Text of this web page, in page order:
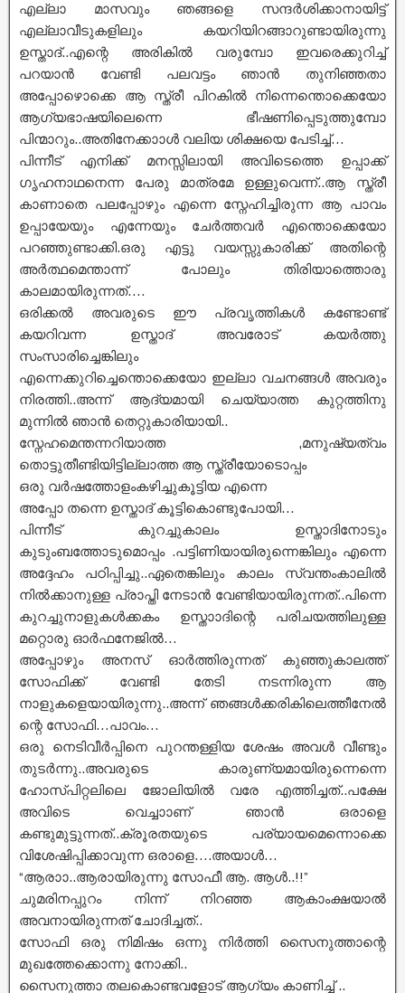
എല്ലാ മാസവും ഞങ്ങളെ സന്ദർശിക്കാനായിട്ട്
എല്ലാവീടുകളിലും കയറിയിറങ്ങാറുണ്ടായിരുന്നു
ഉസ്താദ്..എന്റെ അരികിൽ വരുമ്പോ ഇവരെക്കുറിച്ച്
പറയാൻ വേണ്ടി പലവട്ടം ഞാൻ തുനിഞ്ഞതാ
അപ്പോഴൊക്കെ ആ സ്ത്രീ പിറകിൽ നിന്നെന്തൊക്കെയോ
ആഗ്യഭാഷയിലെന്നെ ഭീഷണിപ്പെടുത്തുമ്പോ
പിന്മാറും‌..അതിനേക്കാാൾ വലിയ ശിക്ഷയെ പേടിച്ച്…
പിന്നീട് എനിക്ക് മനസ്സിലായി അവിടെത്തെ ഉപ്പാക്ക്
ഗൃഹനാഥനെന്ന പേരു മാത്രമേ ഉള്ളുവെന്ന്..ആ സ്ത്രീ
കാണാതെ പലപ്പോഴും എന്നെ സ്നേഹിച്ചിരുന്ന ആ പാവം
ഉപ്പായേയും എന്നേയും ചേർത്തവർ എന്തൊക്കെയോ
പറഞ്ഞുണ്ടാക്കി.ഒരു എട്ടു വയസ്സുകാരിക്ക് അതിന്റെ
അർത്ഥമെന്താന്ന് പോലും തിരിയാത്തൊരു
കാലമായിരുന്നത്….
ഒരിക്കൽ അവരുടെ ഈ പ്രവൃത്തികൾ കണ്ടോണ്ട്
കയറിവന്ന ഉസ്താദ് അവരോട് കയർത്തു
സംസാരിച്ചെങ്കിലും
എന്നെക്കുറിച്ചെന്തൊക്കെയോ ഇല്ലാ വചനങ്ങൾ അവരും
നിരത്തി..അന്ന് ആദ്യമായി ചെയ്യാത്ത കുറ്റത്തിനു
മുന്നിൽ ഞാൻ തെറ്റുകാരിയായി..
സ്നേഹമെന്തന്നറിയാത്ത ,മനുഷ്യത്വം
തൊട്ടുതീണ്ടിയിട്ടില്ലാത്ത ആ സ്ത്രീയോടൊപ്പം
ഒരു വർഷത്തോളംകഴിച്ചുകൂട്ടിയ എന്നെ
അപ്പോ തന്നെ ഉസ്താദ് കൂട്ടികൊണ്ടുപോയി…
പിന്നീട് കുറച്ചുകാലം ഉസ്താദിനോടും
കുടുംബത്തോടുമൊപ്പം .പട്ടിണിയായിരുന്നെങ്കിലും എന്നെ
അദ്ദേഹം പഠിപ്പിച്ചു..ഏതെങ്കിലും കാലം സ്വന്തംകാലിൽ
നിൽക്കാനുള്ള പ്രാപ്തി നേടാൻ വേണ്ടിയായിരുന്നത്..പിന്നെ
കുറച്ചുനാളുകൾക്കകം ഉസ്താാദിന്റെ പരിചയത്തിലുള്ള
മറ്റൊരു ഓർഫനേജിൽ…
അപ്പോഴും അനസ് ഓർത്തിരുന്നത് കുഞ്ഞുകാലത്ത്
സോഫിക്ക് വേണ്ടി തേടി നടന്നിരുന്ന ആ
നാളുകളെയായിരുന്നു..അന്ന് ഞങ്ങൾക്കരികിലെത്തീനേൽ
ന്റെ സോഫി…പാവം…
ഒരു നെടിവീർപ്പിനെ പുറന്തള്ളിയ ശേഷം അവൾ വീണ്ടും
തുടർന്നു..അവരുടെ കാരുണ്യമായിരുന്നെന്നെ
ഹോസ്പിറ്റലിലെ ജോലിയിൽ വരേ എത്തിച്ചത്..പക്ഷേ
അവിടെ വെച്ചാാണ് ഞാൻ ഒരാളെ
കണ്ടുമുട്ടുന്നത്..ക്രൂരതയുടെ പര്യായമെന്നൊക്കെ
വിശേഷിപ്പിക്കാവുന്ന ഒരാളെ….അയാൾ…
“ആരാാ..ആരായിരുന്നു സോഫീ ആ. ആൾ..!!”
ചുമരിനപ്പുറം നിന്ന് നിറഞ്ഞ ആകാംക്ഷയാൽ
അവനായിരുന്നത് ചോദിച്ചത്..
സോഫി ഒരു നിമിഷം ഒന്നു നിർത്തി സൈനുത്താന്റെ
മുഖത്തേക്കൊന്നു നോക്കി..
സൈനുത്താ തലകൊണ്ടവളോട് ആഗ്യം കാണിച്ച് ..